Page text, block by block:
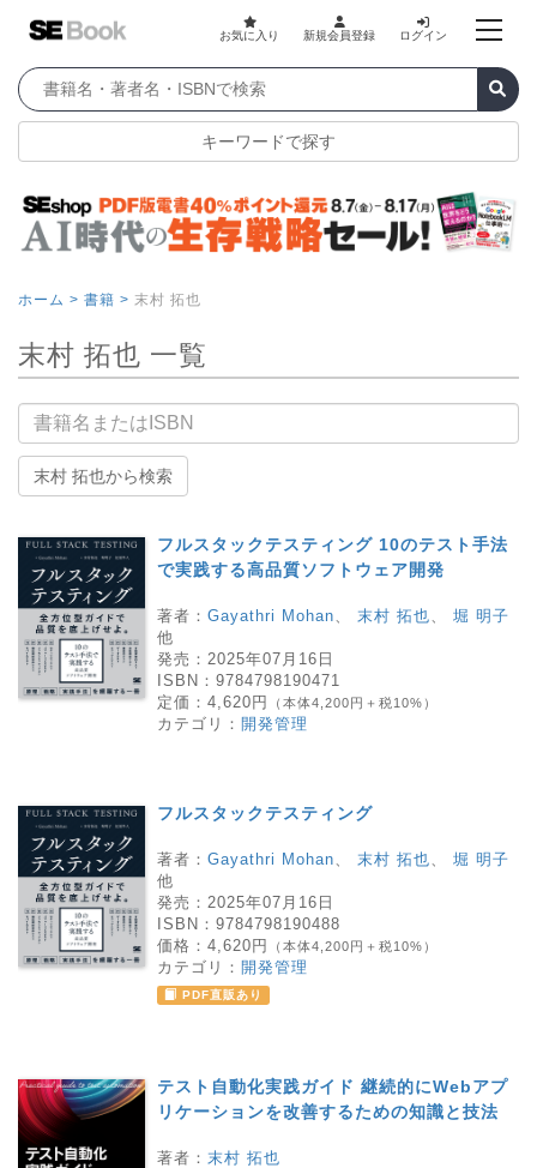
お気に入り 新規会員登録 ログイン
キーワードで探す
ホーム > 書籍 > 末村 拓也
末村 拓也 一覧
書籍名
末村 拓也から検索
フルスタックテスティング 10のテスト手法
で実践する高品質ソフトウェア開発
著者： Gayathri Mohan 末村 拓也
堀 明子
他
発売： 2025年07月16日
ISBN： 9784798190471
定価： 4,620円 （本体4,200円＋税10%）
カテゴリ： 開発管理
フルスタックテスティング
著者： Gayathri Mohan 末村 拓也
堀 明子
他
発売： 2025年07月16日
ISBN： 9784798190488
価格： 4,620円 （本体4,200円＋税10%）
カテゴリ： 開発管理
PDF直販あり
テスト自動化実践ガイド 継続的にWebアプ
リケーションを改善するための知識と技法
著者： 末村 拓也